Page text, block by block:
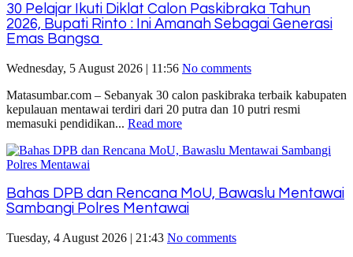
30 Pelajar Ikuti Diklat Calon Paskibraka Tahun
2026, Bupati Rinto : Ini Amanah Sebagai Generasi
Emas Bangsa
Wednesday, 5 August 2026 | 11:56 No comments
Matasumbar.com – Sebanyak 30 calon paskibraka terbaik kabupaten
kepulauan mentawai terdiri dari 20 putra dan 10 putri resmi
memasuki pendidikan... Read more
Bahas DPB dan Rencana MoU, Bawaslu Mentawai
Sambangi Polres Mentawai
Tuesday, 4 August 2026 | 21:43 No comments